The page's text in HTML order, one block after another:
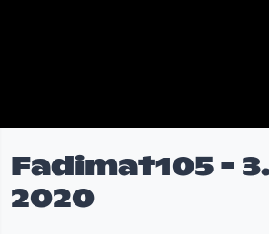
Fadimat105 -
2020